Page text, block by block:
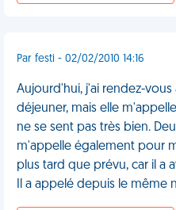
Par festi - 02/02/2010 14:16
Aujourd'hui, j'ai rendez-
déjeuner, mais elle
ne se sent pas très bien.
m'appelle également pour
plus tard que prévu, car il a
Il a appelé depuis le même